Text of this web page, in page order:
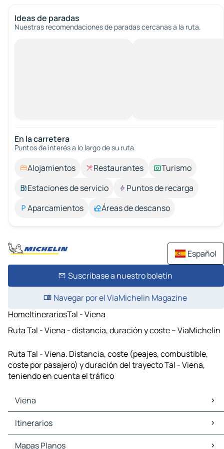
Ideas de paradas
Nuestras recomendaciones de paradas cercanas a la ruta.
En la carretera
Puntos de interés a lo largo de su ruta.
Alojamientos Restaurantes
Turismo
Estaciones de servicio
Puntos de recarga
Aparcamientos
Áreas de descanso
Español
Suscríbase a nuestro boletín
Navegar por el ViaMichelin Magazine
HomeItinerariosTal - Viena
Ruta Tal - Viena - distancia, duración y coste – ViaMichelin
Ruta Tal - Viena. Distancia, coste (peajes, combustible,
coste por pasajero) y duración del trayecto Tal - Viena,
teniendo en cuenta el tráfico
Viena
Viena Mapas Planos
Viena Trafico
Viena Hoteles
Itinerarios
Itinerarios Viena - Bratislava
Mapas Planos